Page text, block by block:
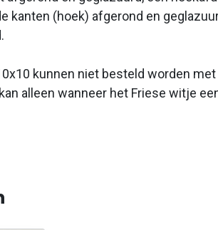
kanten (hoek) afgerond en
kunnen niet besteld worden met
alleen wanneer het Friese witje